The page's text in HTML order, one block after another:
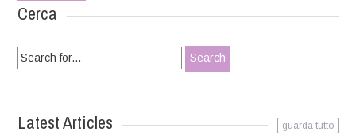
Cerca
Search
for:
Latest Articles guarda tutto